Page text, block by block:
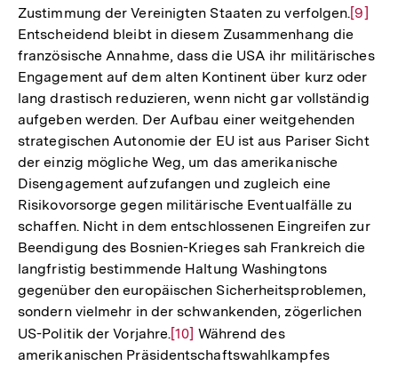
Zustimmung der Vereinigten Staaten zu verfolgen.Zur
der
[9]
Entscheidend bleibt in diesem Zusammenhang die
französische Annahme, dass die USA ihr militärisches
Engagement auf dem alten Kontinent über kurz oder
lang drastisch reduzieren, wenn nicht gar vollständig
aufgeben werden. Der Aufbau einer weitgehenden
strategischen Autonomie der EU ist aus Pariser Sicht
der einzig mögliche Weg, um das amerikanische
Disengagement aufzufangen und zugleich eine
Risikovorsorge gegen militärische Eventualfälle zu
schaffen. Nicht in dem entschlossenen Eingreifen zur
Beendigung des Bosnien-Krieges sah Frankreich die
langfristig bestimmende Haltung Washingtons
gegenüber den europäischen Sicherheitsproblemen,
sondern vielmehr in der schwankenden, zögerlichen
US-Politik der Vorjahre.Zur
Auflösung
[10] Während des
amerikanischen Präsidentschaftswahlkampfes